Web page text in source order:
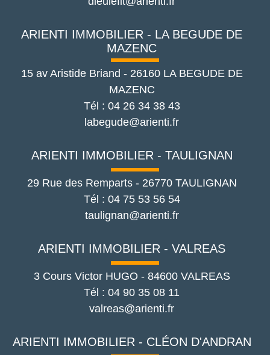
ARIENTI IMMOBILIER - LA BEGUDE DE
MAZENC
15 av Aristide Briand - 26160 LA BEGUDE DE
MAZENC
Tél : 04 26 34 38 43
labegude@arienti.fr
ARIENTI IMMOBILIER - TAULIGNAN
29 Rue des Remparts- 26770 TAULIGNAN
Tél : 04 75 53 56 54
taulignan@arienti.fr
ARIENTI IMMOBILIER - VALREAS
3 Cours Victor HUGO - 84600 VALREAS
Tél :04 90 35 08 11
valreas@arienti.fr
ARIENTI IMMOBILIER - CLÉON D'ANDRAN